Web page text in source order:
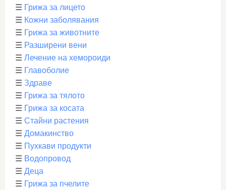
☰ Грижа за лицето
☰ Кожни заболявания
☰ Грижа за животните
☰ Разширени вени
☰ Лечение на хемороиди
☰ Главоболие
☰ Здраве
☰ Грижа за тялото
☰ Грижа за косата
☰ Стайни растения
☰ Домакинство
☰ Пухкави продукти
☰ Водопровод
☰ Деца
☰ Грижа за пчелите